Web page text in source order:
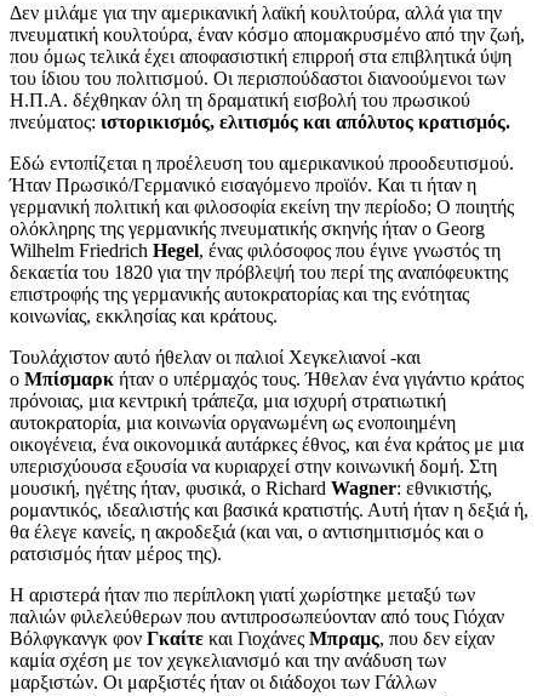
Δεν μιλάμε για την αμερικανική λαϊκή κουλτούρα, αλλά για την
πνευματική κουλτούρα, έναν κόσμο απομακρυσμένο από την ζωή,
που όμως τελικά έχει αποφασιστική επιρροή στα επιβλητικά ύψη
του ίδιου του πολιτισμού. Οι περισπούδαστοι διανοούμενοι των
Η.Π.Α. δέχθηκαν όλη τη δραματική εισβολή του πρωσικού
πνεύματος: ιστορικισμός, ελιτισμός και απόλυτος κρατισμός.
Εδώ εντοπίζεται η προέλευση του αμερικανικού προοδευτισμού.
Ήταν Πρωσικό/Γερμανικό εισαγόμενο προϊόν. Και τι ήταν η
γερμανική πολιτική και φιλοσοφία εκείνη την περίοδο; Ο ποιητής
ολόκληρης της γερμανικής πνευματικής σκηνής ήταν ο Georg
Wilhelm Friedrich Hegel, ένας φιλόσοφος που έγινε γνωστός τη
δεκαετία του 1820 για την πρόβλεψή του περί της αναπόφευκτης
επιστροφής της γερμανικής αυτοκρατορίας και της ενότητας
κοινωνίας, εκκλησίας και κράτους.
Τουλάχιστον αυτό ήθελαν οι παλιοί Χεγκελιανοί -και
ο Μπίσμαρκ ήταν ο υπέρμαχός τους. Ήθελαν ένα γιγάντιο κράτος
πρόνοιας, μια κεντρική τράπεζα, μια ισχυρή στρατιωτική
αυτοκρατορία, μια κοινωνία οργανωμένη ως ενοποιημένη
οικογένεια, ένα οικονομικά αυτάρκες έθνος, και ένα κράτος με μια
υπερισχύουσα εξουσία να κυριαρχεί στην κοινωνική δομή. Στη
μουσική, ηγέτης ήταν, φυσικά, ο Richard Wagner: εθνικιστής,
ρομαντικός, ιδεαλιστής και βασικά κρατιστής. Αυτή ήταν η δεξιά ή,
θα έλεγε κανείς, η ακροδεξιά (και ναι, ο αντισημιτισμός και ο
ρατσισμός ήταν μέρος της).
Η αριστερά ήταν πιο περίπλοκη γιατί χωρίστηκε μεταξύ των
παλιών φιλελεύθερων που αντιπροσωπεύονταν από τους Γιόχαν
Βόλφγκανγκ φον Γκαίτε και Γιοχάνες Μπραμς, που δεν είχαν
καμία σχέση με τον χεγκελιανισμό και την ανάδυση των
μαρξιστών. Οι μαρξιστές ήταν οι διάδοχοι των Γάλλων